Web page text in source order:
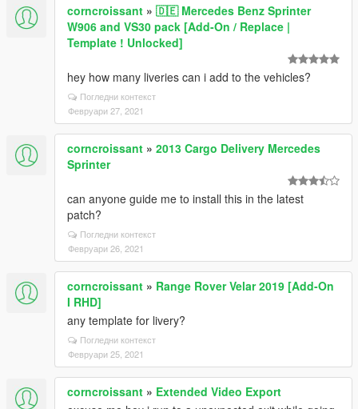
corncroissant » 🇩🇪 Mercedes Benz Sprinter
W906 and VS30 pack [Add-On / Replace |
Template ! Unlocked]
hey how many liveries can i add to the vehicles?
Погледни контекст
Февруари 27, 2021
corncroissant » 2013 Cargo Delivery Mercedes
Sprinter
can anyone guide me to install this in the latest
patch?
Погледни контекст
Февруари 26, 2021
corncroissant » Range Rover Velar 2019 [Add-On
I RHD]
any template for livery?
Погледни контекст
Февруари 25, 2021
corncroissant » Extended Video Export